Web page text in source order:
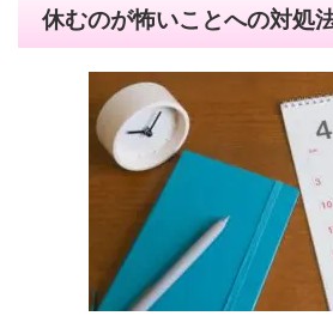
休むのが怖いことへの対処